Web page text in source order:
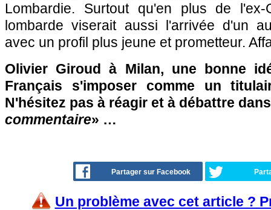
Lombardie. Surtout qu'en plus de l'ex-
lombarde viserait aussi l'arrivée d'un
avec un profil plus jeune et prometteur.
Olivier Giroud à Milan, une bonne
Français s'imposer comme un
N'hésitez pas à réagir et à débattre
commentaire» …
Partager sur Facebook
Un problème avec cet article ?